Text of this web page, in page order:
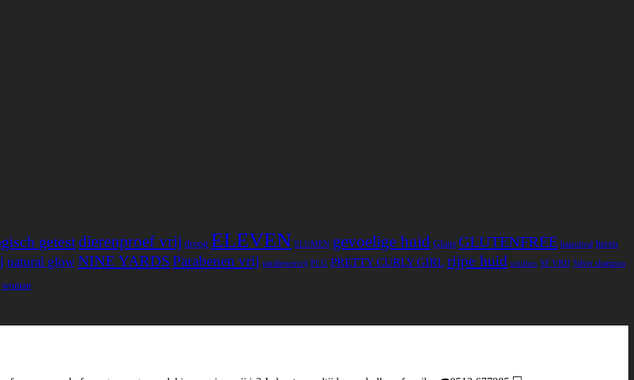
getestdierenproef vrij droog ELEVEN ELUMEN gevoelige huid Glans GLUTENFREE haaruitval heren
natural glowNINE YARDS Parabenen vrij parabenenvrij PCG PRETTY CURLY GIRL rijpe huid schilfers SF VRIJ Silver shampoo
woman